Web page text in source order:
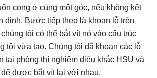
cong ở cùng một góc, nếu không kết
định. Bước tiếp theo là khoan lỗ trên
tôi có thể bắt vít nó vào cấu trúc
tôi vừa tạo. Chúng tôi đã khoan các lỗ
tại phòng thí nghiệm điêu khắc HSU và
để được bắt vít lại với nhau.